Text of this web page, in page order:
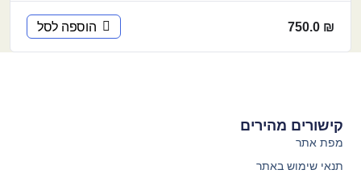
750.0 ₪ הוספה לסל
קישורים מהירים
מפת אתר
תנאי שימוש באתר